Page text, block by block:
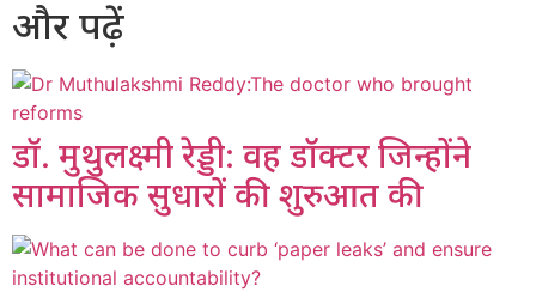
और पढ़ें
डॉ. मुथुलक्ष्मी रेड्डी: वह डॉक्टर जिन्होंने
सामाजिक सुधारों की शुरुआत की